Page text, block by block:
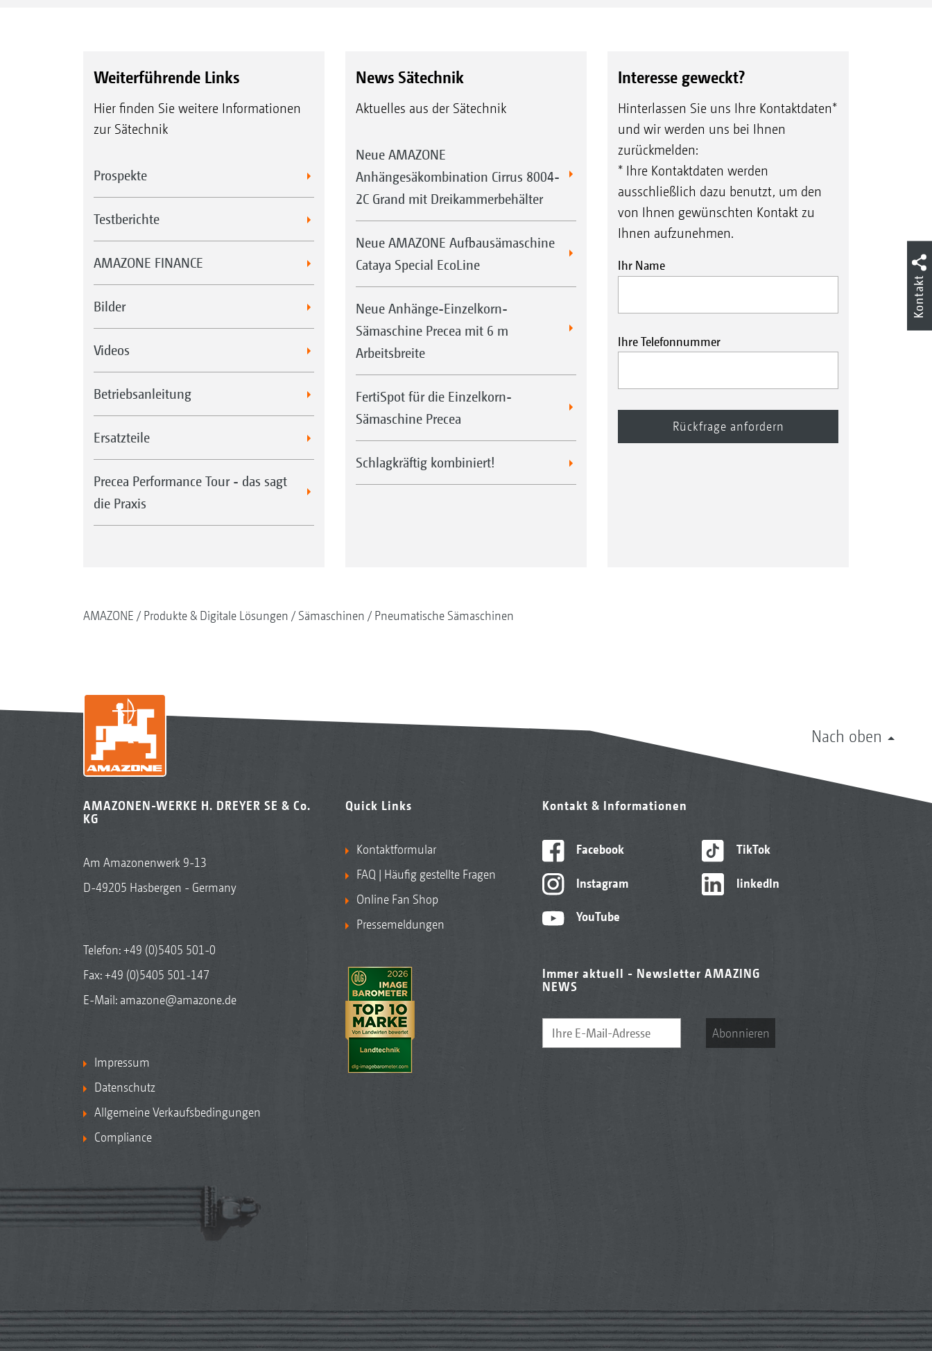
Weiterführende Links
Hier finden Sie weitere Informationen
zur Sätechnik
Prospekte
Testberichte
AMAZONE FINANCE
Bilder
Videos
Betriebsanleitung
Ersatzteile
Precea Performance Tour - das sagt
die Praxis
News Sätechnik
Aktuelles aus der Sätechnik
Neue AMAZONE
Anhängesäkombination Cirrus 8004-
2C Grand mit Dreikammerbehälter
Neue AMAZONE Aufbausämaschine
Cataya Special EcoLine
Neue Anhänge-Einzelkorn-
Sämaschine Precea mit 6 m
Arbeitsbreite
FertiSpot für die Einzelkorn-
Sämaschine Precea
Schlagkräftig kombiniert!
Interesse geweckt?
Hinterlassen Sie uns Ihre Kontaktdaten*
und wir werden uns bei Ihnen
zurückmelden:
* Ihre Kontaktdaten werden
ausschließlich dazu benutzt, um den
von Ihnen gewünschten Kontakt zu
Ihnen aufzunehmen.
Ihr Name
Ihre Telefonnummer
AMAZONE Produkte & Digitale Lösungen Sämaschinen Pneumatische Sämaschinen
Nach oben
AMAZONEN-WERKE H. DREYER SE & Co.
KG
Am Amazonenwerk 9-13
D-49205 Hasbergen - Germany
Telefon:+49 (0)5405 501-0
Fax: +49 (0)5405 501-147
E-Mail: amazone@amazone.de
Impressum
Datenschutz
Allgemeine Verkaufsbedingungen
Compliance
Quick Links
Kontaktformular
FAQ | Häufig gestellte Fragen
Online Fan Shop
Pressemeldungen
Kontakt & Informationen
Facebook
Instagram
YouTube
TikTok
linkedIn
Immer aktuell - Newsletter AMAZING
NEWS
Abonnieren
Kontakt